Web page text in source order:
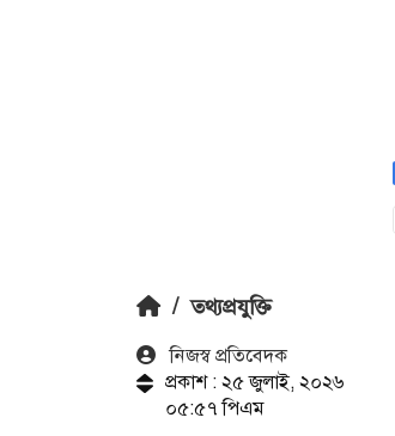
/ তথ্যপ্রযুক্তি
নিজস্ব প্রতিবেদক
প্রকাশ : ২৫ জুলাই, ২০২৬
০৫:৫৭ পিএম